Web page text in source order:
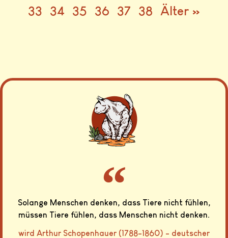
33
34 35 36 37 38 Älter »
Solange Menschen denken, dass Tiere nicht fühlen,
müssen Tiere fühlen, dass Menschen nicht denken.
wird Arthur Schopenhauer (1788-1860) - deutscher